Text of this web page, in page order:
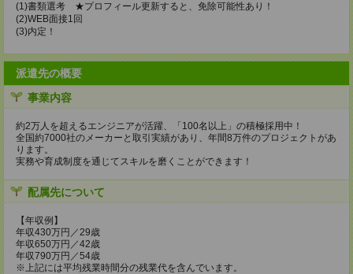
(1)書類選考 ★プロフィール更新すると、免除可能性あり！
(2)WEB面接1回
(3)内定！
派遣先の概要
事業内容
約2万人を超えるエンジニアが活躍、「100名以上」の積極採用中！
全国約7000社のメーカーと取引実績があり、年間8万件のプロジェクトがあ
ります。
実務や育成制度を通じてスキルを磨くことができます！
配属先について
【年収例】
年収430万円／29歳
年収650万円／42歳
年収790万円／54歳
※上記には平均残業時間分の残業代を含んでいます。